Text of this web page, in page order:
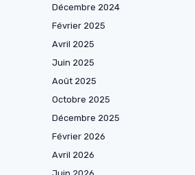
Décembre 2024
Février 2025
Avril 2025
Juin 2025
Août 2025
Octobre 2025
Décembre 2025
Février 2026
Avril 2026